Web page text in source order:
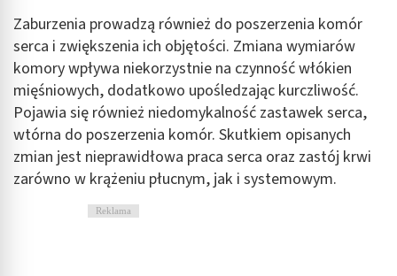
Zaburzenia prowadzą również do poszerzenia komór
serca i zwiększenia ich objętości. Zmiana wymiarów
komory wpływa niekorzystnie na czynność włókien
mięśniowych, dodatkowo upośledzając kurczliwość.
Pojawia się również niedomykalność zastawek serca,
wtórna do poszerzenia komór. Skutkiem opisanych
zmian jest nieprawidłowa praca serca oraz zastój krwi
zarówno w krążeniu płucnym, jak i systemowym.
Reklama